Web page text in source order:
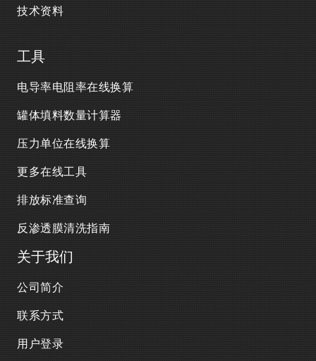
技术资料
工具
电导率电阻率在线换算
罐体填料数量计算器
压力单位在线换算
更多在线工具
排放标准查询
反渗透膜清洗指南
关于我们
公司简介
联系方式
用户登录